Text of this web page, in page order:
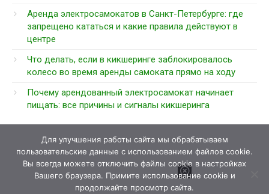
Аренда электросамокатов в Санкт-Петербурге: где
запрещено кататься и какие правила действуют в
центре
Что делать, если в кикшеринге заблокировалось
колесо во время аренды самоката прямо на ходу
Почему арендованный электросамокат начинает
пищать: все причины и сигналы кикшеринга
Для улучшения работы сайта мы обрабатываем
пользовательские данные с использованием файлов cookie.
Вы всегда можете отключить файлы cookie в настройках
Вашего браузера. Примите использование cookie и
продолжайте просмотр сайта.